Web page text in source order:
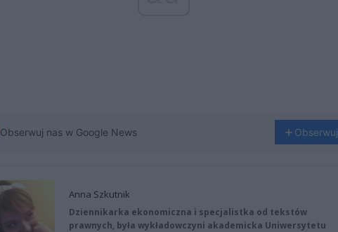
Obserwuj nas w Google News Obserwuj
Anna Szkutnik
Dziennikarka ekonomiczna i specjalistka od tekstów
prawnych, była wykładowczyni akademicka Uniwersytetu